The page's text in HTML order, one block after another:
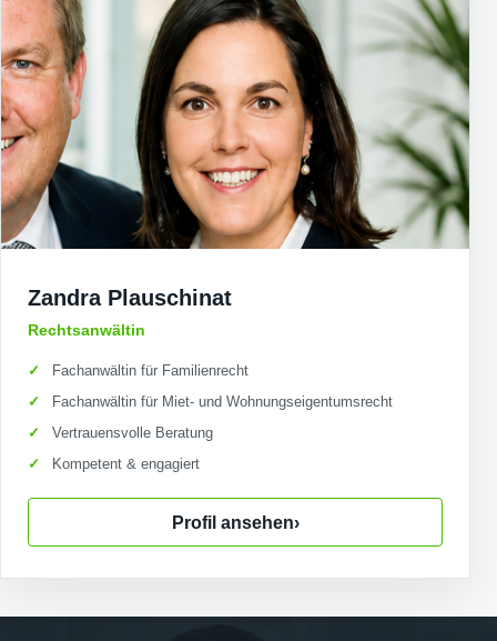
Zandra Plauschinat
Rechtsanwältin
Fachanwältin für Familienrecht
Fachanwältin für Miet- und Wohnungseigentumsrecht
Vertrauensvolle Beratung
Kompetent & engagiert
Profil ansehen›